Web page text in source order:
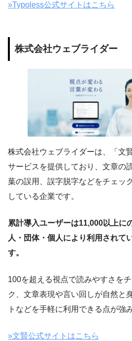
»Typoless公式サイトはこちら
株式会社ウェブライダー
株式会社ウェブライダーは、「文
サービスを提供しており、文章の
葉の誤用、誤字脱字などをチェッ
している企業です。
累計導入ユーザーは11,000以上に
人・団体・個人により利用されて
す。
100を超える視点で読みやすさを
ク、文章表現や言い回しが自然と
トなどを手軽に利用できる点が強
»文賢公式サイトはこちら